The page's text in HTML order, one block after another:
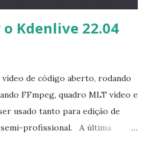
Kdenlive 22.04
de código aberto, rodando
FFmpeg, quadro MLT vídeo e
usado tanto para edição de
profissional. A última